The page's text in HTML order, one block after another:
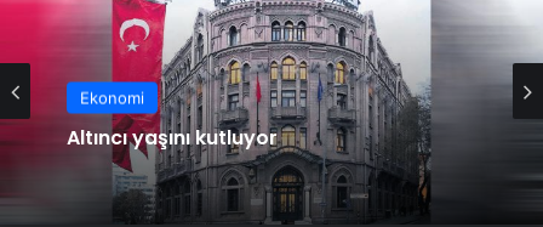
Ekonomi
Altıncı yaşını kutluyor
Ekonomi